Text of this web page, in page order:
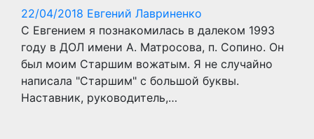
22/04/2018 Евгений Лавриненко
С Евгением я познакомилась в далеком 1993
году в ДОЛ имени А. Матросова, п. Сопино. Он
был моим Старшим вожатым. Я не случайно
написала "Старшим" с большой буквы.
Наставник, руководитель,…